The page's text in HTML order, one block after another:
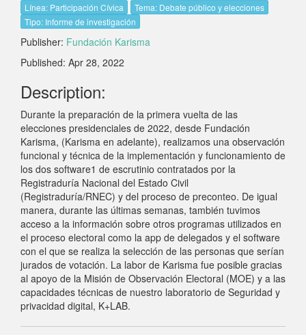
Línea: Participación Cívica
Tema: Debate público y elecciones
Tipo: Informe de investigación
Publisher: Fundación Karisma
Published: Apr 28, 2022
Description:
Durante la preparación de la primera vuelta de las
elecciones presidenciales de 2022, desde Fundación
Karisma, (Karisma en adelante), realizamos una observación
funcional y técnica de la implementación y funcionamiento de
los dos software1 de escrutinio contratados por la
Registraduría Nacional del Estado Civil
(Registraduría/RNEC) y del proceso de preconteo. De igual
manera, durante las últimas semanas, también tuvimos
acceso a la información sobre otros programas utilizados en
el proceso electoral como la app de delegados y el software
con el que se realiza la selección de las personas que serían
jurados de votación. La labor de Karisma fue posible gracias
al apoyo de la Misión de Observación Electoral (MOE) y a las
capacidades técnicas de nuestro laboratorio de Seguridad y
privacidad digital, K+LAB.